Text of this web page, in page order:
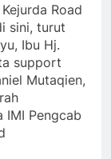
Road
sini, turut
Ibu Hj.
support
Mutaqien,
IMI Pengcab